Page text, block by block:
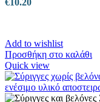
€ 10.20
Add to wishlist
Προσθήκη στο καλάθι
Quick view